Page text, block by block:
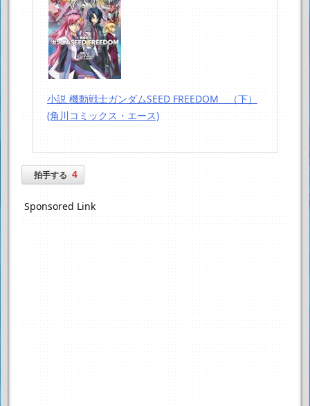
小説 機動戦士ガンダムSEED FREEDOM （下）
(角川コミックス・エース)
拍手する 4
Sponsored Link